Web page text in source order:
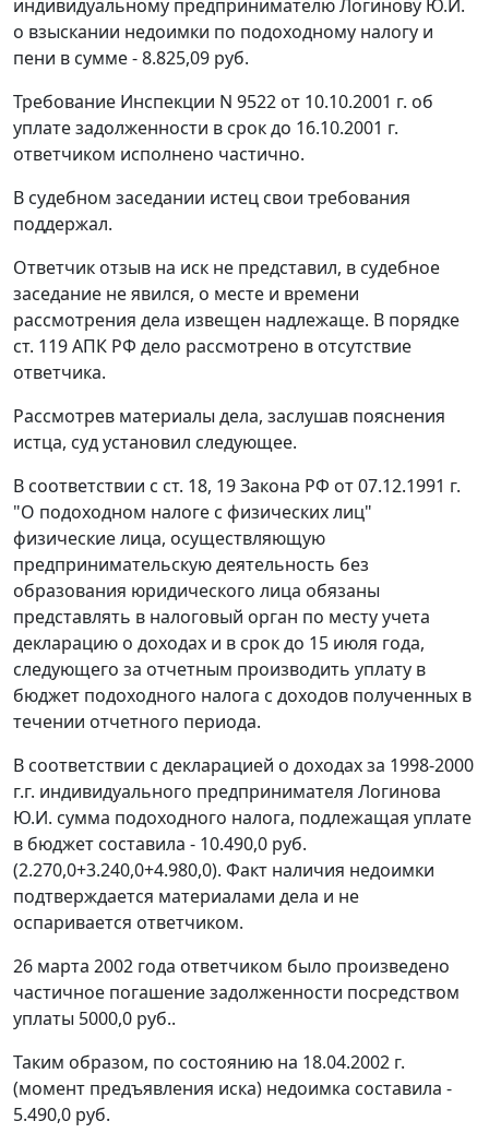
индивидуальному предпринимателю Логинову Ю.И.
о взыскании недоимки по подоходному налогу и
пени в сумме - 8.825,09 руб.
Требование Инспекции N 9522 от 10.10.2001 г. об
уплате задолженности в срок до 16.10.2001 г.
ответчиком исполнено частично.
В судебном заседании истец свои требования
поддержал.
Ответчик отзыв на иск не представил, в судебное
заседание не явился, о месте и времени
рассмотрения дела извещен надлежаще. В порядке
ст. 119АПК РФ дело рассмотрено в отсутствие
ответчика.
Рассмотрев материалы дела, заслушав пояснения
истца, суд установил следующее.
В соответствии с ст. 18, 19Закона РФ от 07.12.1991 г.
"О подоходном налоге с физических лиц"
физические лица, осуществляющую
предпринимательскую деятельность без
образования юридического лица обязаны
представлять в налоговый орган по месту учета
декларацию о доходах и в срок до 15 июля года,
следующего за отчетным производить уплату в
бюджет подоходного налога с доходов полученных в
течении отчетного периода.
В соответствии с декларацией о доходах за 1998-2000
г.г. индивидуального предпринимателя Логинова
Ю.И. сумма подоходного налога, подлежащая уплате
в бюджет составила - 10.490,0 руб.
(2.270,0+3.240,0+4.980,0). Факт наличия недоимки
подтверждается материалами дела и не
оспаривается ответчиком.
26 марта 2002 года ответчиком было произведено
частичное погашение задолженности посредством
уплаты 5000,0 руб..
Таким образом, по состоянию на 18.04.2002 г.
(момент предъявления иска) недоимка составила -
5.490,0 руб.